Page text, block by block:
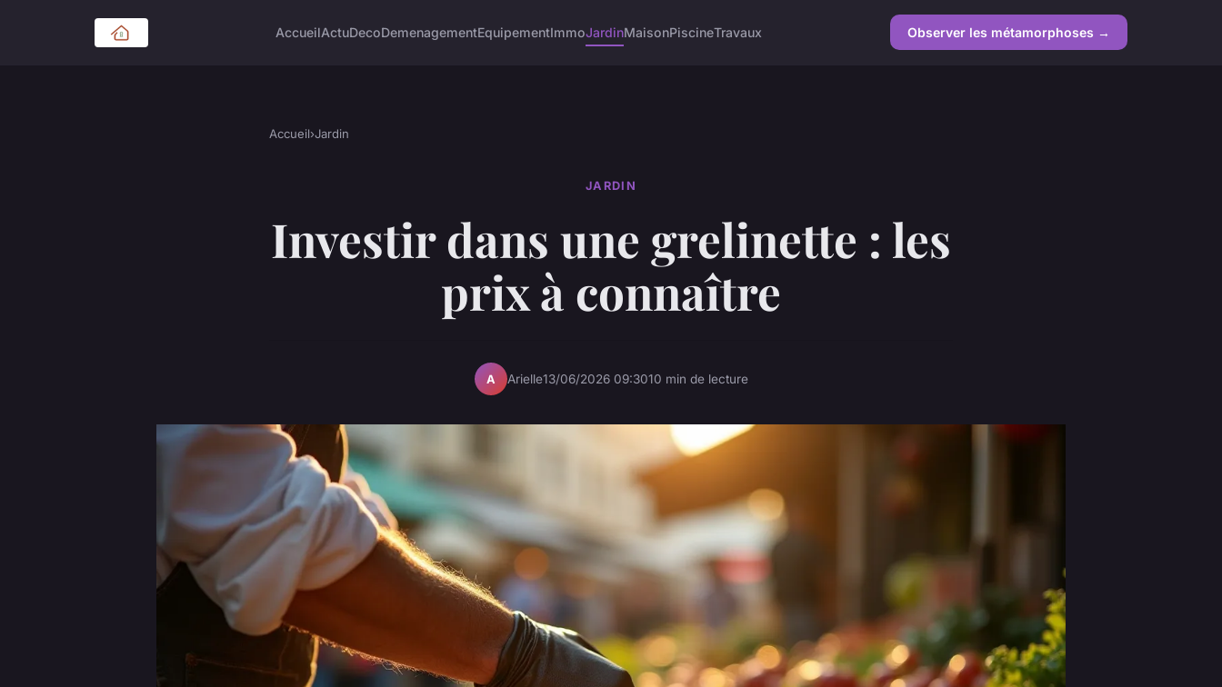
AccueilActuDecoDemenagementEquipementImmoJardinMaisonPiscineTravaux Observer les métamorphoses →
Accueil›Jardin
JARDIN
Investir dans une grelinette : les
prix à connaître
A Arielle13/06/2026 09:3010 min de lecture